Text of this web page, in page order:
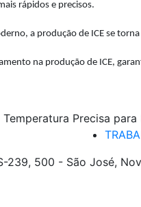
rápidos e precisos.
a produção de ICE se
na produção de ICE,
239, 500 - São José,